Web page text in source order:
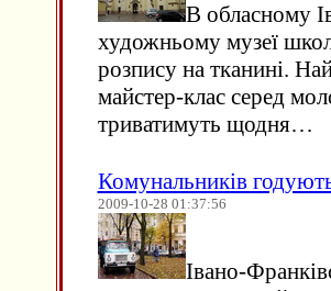
В обласному
художньому музеї
розпису на тканині.
майстер-клас серед
триватимуть щодня…
Комунальників
2009-10-28 01:37:56
Івано-